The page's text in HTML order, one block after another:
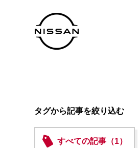
タグから記事を絞り込む
すべての記事（1）